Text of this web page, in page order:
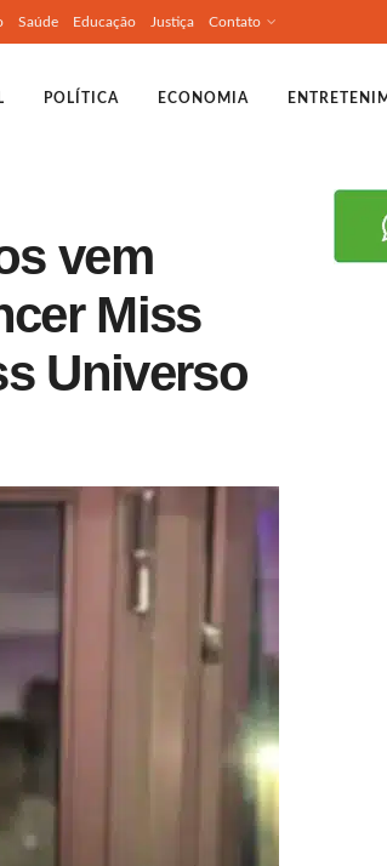
Saúde Educação Justiça Contato
POLÍTICA ECONOMIA
vem
Miss
Universo